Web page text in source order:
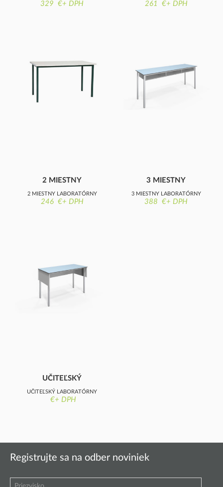
STÔL S POLICAMI
STÔL S POLICAMI
329 €+ DPH
STÔL
STÔL
261 €+ DPH
2 MIESTNY
LABORATÓRNY
STÔL
2 MIESTNY LABORATÓRNY
STÔL, 28 MM HPL DOSKA
246 €+ DPH
3 MIESTNY
LABORATÓRNY
STÔL S POLICAMI
3 MIESTNY LABORATÓRNY
STÔL S POLICAMI
388 €+ DPH
UČITEĽSKÝ
LABORATÓRNY
STÔL, KOMPAKTNÁ
UČITEĽSKÝ LABORATÓRNY
STÔL, 12 MM KOMPAKTNÁ
€+ DPH
Registrujte sa na odber noviniek